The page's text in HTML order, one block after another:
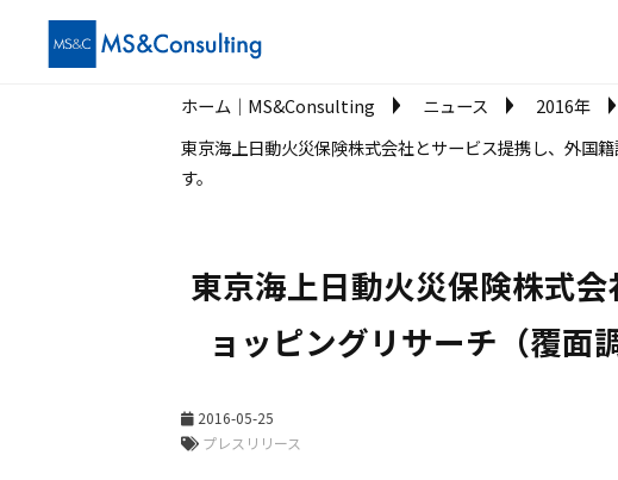
ホーム│MS&Consulting ニュース
2016年
東京海上日動火災保険株式会社とサービス提携し、外国
す。
東京海上日動火災保険株式
ョッピングリサーチ（覆面
2016-05-25
プレスリリース